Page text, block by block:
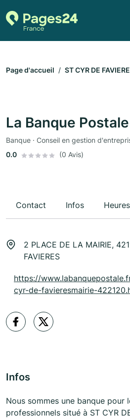
Page d'accueil ST CYR DE
La Banque Postale
0.0
(0 Avis)
Contact Infos
2 PLACE DE LA MAIRIE,
FAVIERES
https://
cyr-de-favieresmairie-
Infos
Nous sommes une banque pour
professionnels situé à ST CYR